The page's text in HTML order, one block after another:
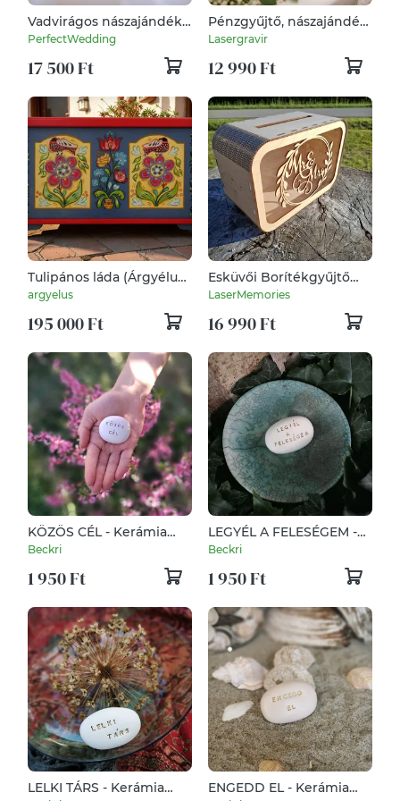
Vadvirágos nászajándék
gyűjtő doboz, akár névre
szólóan is kérhető!
PerfectWedding
17 500 Ft
Pénzgyűjtő, nászajándék
gyűjtő fa doboz esküvőre
Lasergravir
12 990 Ft
Tulipános láda (Árgyélus
láda)
argyelus
195 000 Ft
Esküvői Borítékgyűjtő
Doboz Plexivel –
LaserMemories
16 990 Ft
KÖZÖS CÉL - Kerámia
Varázskavics kedves
motivációkkal
Beckri
1 950 Ft
LEGYÉL A FELESÉGEM -
Kerámia Varázskavics
motivációkkal
Beckri
1 950 Ft
LELKI TÁRS - Kerámia
ENGEDD EL - Kerámia